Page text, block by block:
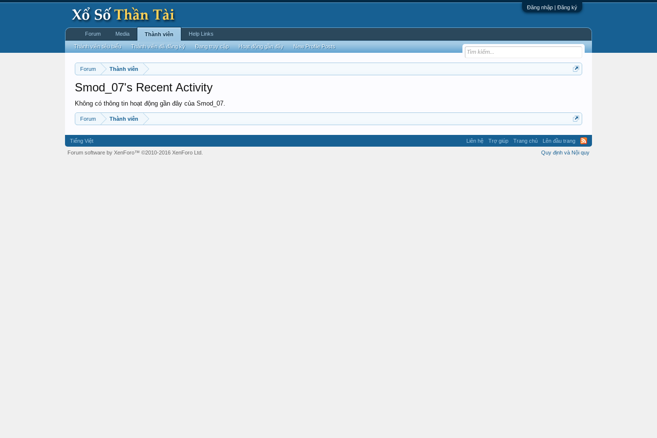
Đăng nhập | Đăng ký
Forum Thành viên
Smod_07's Recent Activity
Không có thông tin hoạt động gần đây của Smod_07.
Forum Thành viên
Forum Media Thành viên
Thành viên tiêu biểu Thành viên đã đăng ký Đang truy cập Hoạt động gần đây New Profile Posts
Help Links
Tiếng Việt Liên hệ Trợ giúp Trang chủ
Lên đầu trang
Quy định và Nội quy
Forum software by XenForo™ ©2010-2016 XenForo Ltd.